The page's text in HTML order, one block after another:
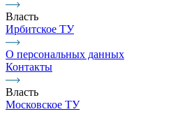
Власть
Ирбитское ТУ
О персональных данных
Контакты
Власть
Московское ТУ